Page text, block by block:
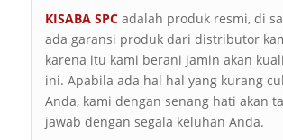
KISABA SPCadalah produk resmi, di
ada garansi produk dari distributor
karena itu kami berani jamin akan
ini. Apabila ada hal hal yang kurang
Anda, kami dengan senang hati akan
jawab dengan segala keluhan Anda.